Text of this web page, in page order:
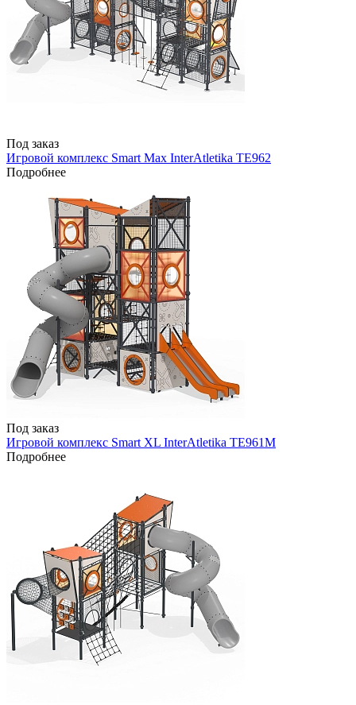
Под заказ
Игровой комплекс Smart Max InterAtletika TE962
Подробнее
Под заказ
Игровой комплекс Smart XL InterAtletika TE961M
Подробнее